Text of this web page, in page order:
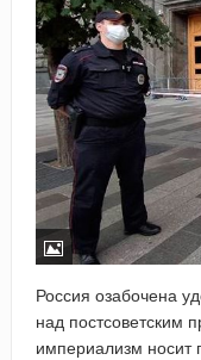
Россия озабочена
над постсоветским
империализм носит